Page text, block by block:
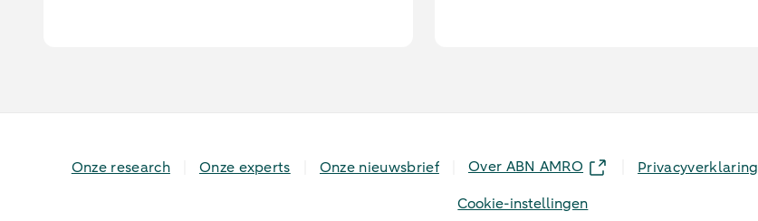
relatief beter op peil dan in minder
Onze research Onze experts Onze nieuwsbrief Over ABN AMRO Privacyverklaring
Cookie-instellingen